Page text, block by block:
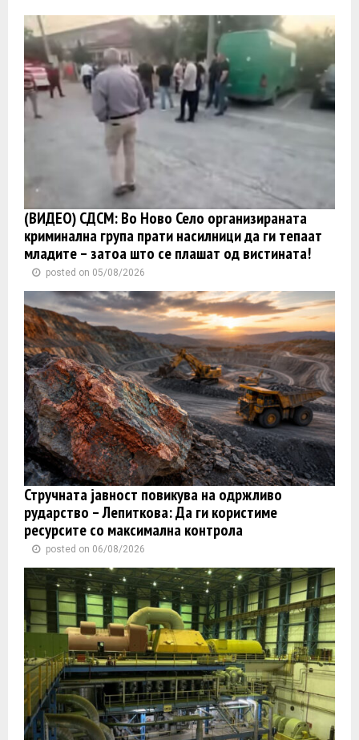
(ВИДЕО) СДСМ: Во Ново Село организираната
криминална група прати насилници да ги тепаат
младите – затоа што се плашат од вистината!
posted on 05/08/2026
Стручната јавност повикува на одржливо
рударство – Лепиткова: Да ги користиме
ресурсите со максимална контрола
posted on 06/08/2026